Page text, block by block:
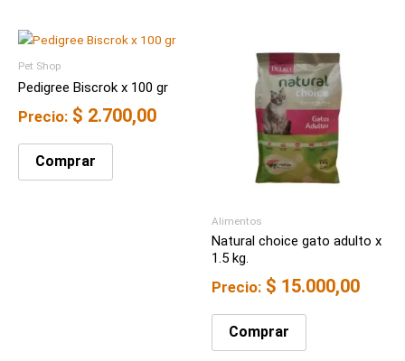
Pet Shop
Pedigree Biscrok x 100 gr
Precio: $ 2.700,00
Comprar
Alimentos
Natural choice gato adulto x
1.5 kg.
Precio: $ 15.000,00
Comprar